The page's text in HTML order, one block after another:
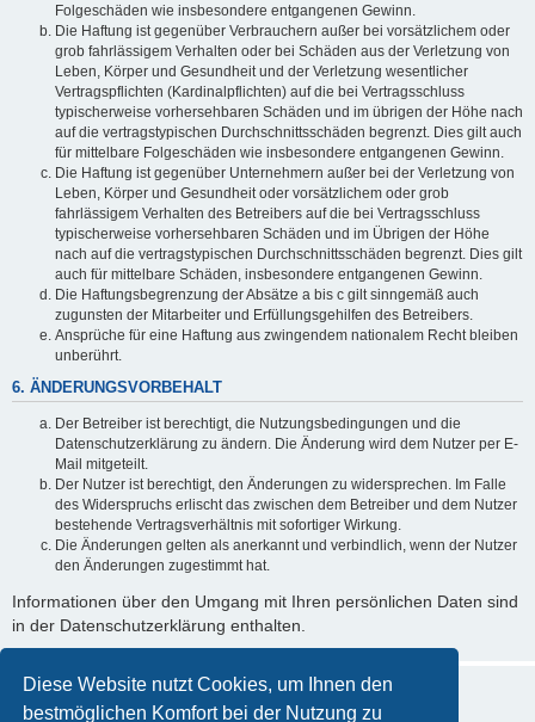
Diese Website nutzt Cookies, um Ihnen den
bestmöglichen Komfort bei der Nutzung zu
Folgeschäden wie insbesondere entgangenen Gewinn.
Die Haftung ist gegenüber Verbrauchern außer bei vorsätzlichem oder
grob fahrlässigem Verhalten oder bei Schäden aus der Verletzung von
Leben, Körper und Gesundheit und der Verletzung wesentlicher
Vertragspflichten (Kardinalpflichten) auf die bei Vertragsschluss
typischerweise vorhersehbaren Schäden und im übrigen der Höhe nach
auf die vertragstypischen Durchschnittsschäden begrenzt. Dies gilt auch
für mittelbare Folgeschäden wie insbesondere entgangenen Gewinn.
Die Haftung ist gegenüber Unternehmern außer bei der Verletzung von
Leben, Körper und Gesundheit oder vorsätzlichem oder grob
fahrlässigem Verhalten des Betreibers auf die bei Vertragsschluss
typischerweise vorhersehbaren Schäden und im Übrigen der Höhe
nach auf die vertragstypischen Durchschnittsschäden begrenzt. Dies gilt
auch für mittelbare Schäden, insbesondere entgangenen Gewinn.
Die Haftungsbegrenzung der Absätze a bis c gilt sinngemäß auch
zugunsten der Mitarbeiter und Erfüllungsgehilfen des Betreibers.
Ansprüche für eine Haftung aus zwingendem nationalem Recht bleiben
unberührt.
6. ÄNDERUNGSVORBEHALT
Der Betreiber ist berechtigt, die Nutzungsbedingungen und die
Datenschutzerklärung zu ändern. Die Änderung wird dem Nutzer per E-
Mail mitgeteilt.
Der Nutzer ist berechtigt, den Änderungen zu widersprechen. Im Falle
des Widerspruchs erlischt das zwischen dem Betreiber und dem Nutzer
bestehende Vertragsverhältnis mit sofortiger Wirkung.
Die Änderungen gelten als anerkannt und verbindlich, wenn der Nutzer
den Änderungen zugestimmt hat.
Informationen über den Umgang mit Ihren persönlichen Daten sind
in der Datenschutzerklärung enthalten.